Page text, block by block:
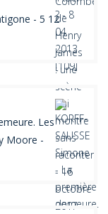
- 5 12
Les
Moore -